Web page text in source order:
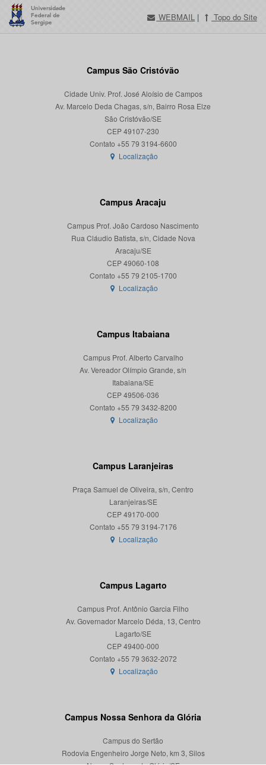
WEBMAIL | Topo do Site
Campus São Cristóvão
Cidade Univ. Prof. José Aloísio de Campos
Av. Marcelo Deda Chagas, s/n, Bairro Rosa Elze
São Cristóvão/SE
CEP 49107-230
Localização
Campus Aracaju
Campus Prof. João Cardoso Nascimento
Rua Cláudio Batista, s/n, Cidade Nova
Aracaju/SE
CEP 49060-108
Localização
Campus Itabaiana
Campus Prof. Alberto Carvalho
Av. Vereador Olímpio Grande, s/n
Itabaiana/SE
CEP 49506-036
Localização
Campus Laranjeiras
Praça Samuel de Oliveira, s/n, Centro
Laranjeiras/SE
CEP 49170-000
Localização
Campus Lagarto
Campus Prof. Antônio Garcia Filho
Av. Governador Marcelo Déda, 13, Centro
Lagarto/SE
CEP 49400-000
Localização
Campus Nossa Senhora da Glória
Campus do Sertão
Rodovia Engenheiro Jorge Neto, km 3, Silos